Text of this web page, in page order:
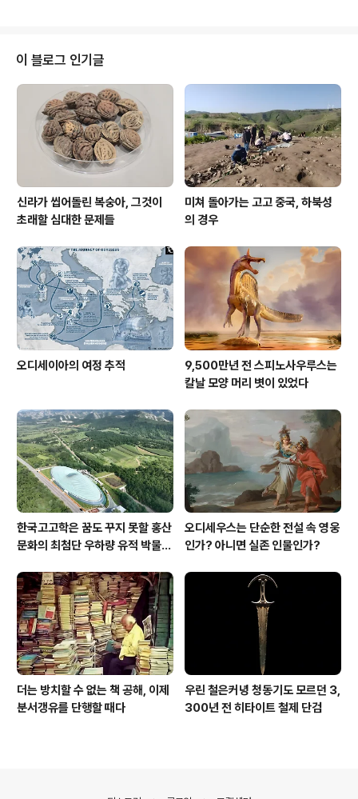
삼백년을 갔으니 이것이 기적이다. 왜 그럴까 곰곰 생각하
면 역시나 통합과 분열의 길항에서 찾을 수밖에 없을 듯 하
다. 중심을 향한 열망만큼 그에서 벗어나고자 하는 갈망 역
시 강렬하기만 하다. 군현제와 봉건제를 둘러싼 논쟁은 여
전히 진행형이다. 지금은 강고하게만 보이는 현재의 중앙
집권제는 나는 오래가지 않을 것으..
이 블로그 인기글
신라가 씹어돌린 복숭아, 그것이
초래할 심대한 문제들
미쳐 돌아가는 고고 중국, 하북성
의 경우
오디세이아의 여정 추적
9,500만년 전 스피노사우루스는
칼날 모양 머리 볏이 있었다
한국고고학은 꿈도 꾸지 못할 홍산
문화의 최첨단 우하량 유적 박물관
오디세우스는 단순한 전설 속 영웅
인가? 아니면 실존 인물인가?
더는 방치할 수 없는 책 공해, 이제
분서갱유를 단행할 때다
우린 철은커녕 청동기도 모르던 3,
300년 전 히타이트 철제 단검